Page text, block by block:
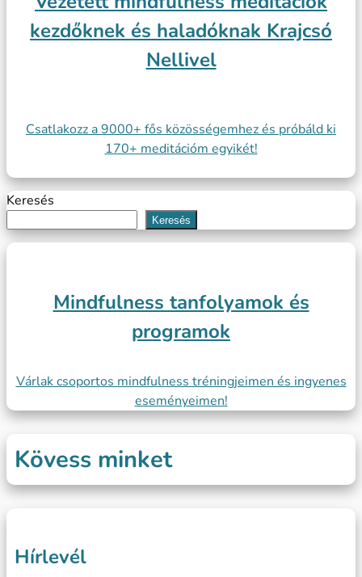
kezdőknek és haladóknak Krajcsó
Nellivel
Csatlakozz a 9000+ fős közösségemhez és próbáld ki
170+ meditációm egyikét!
Keresés
Keresés
Mindfulness tanfolyamok és
programok
Várlak csoportos mindfulness tréningjeimen és ingyenes
eseményeimen!
Kövess minket
Hírlevél